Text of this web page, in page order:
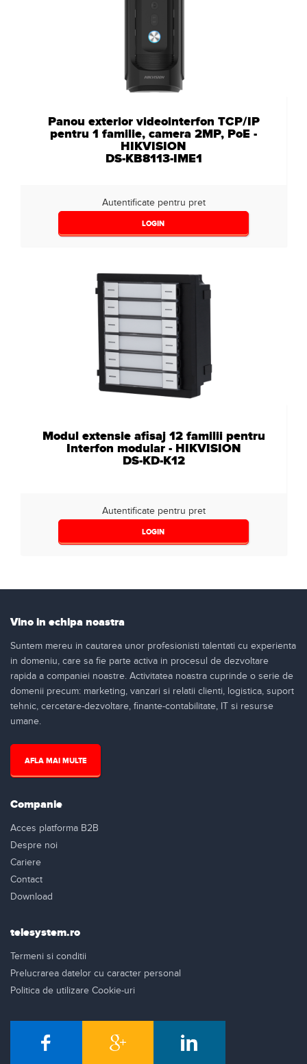
Panou exterior videointerfon TCP/IP
pentru 1 familie, camera 2MP, PoE -
HIKVISION
DS-KB8113-IME1
Autentificate pentru pret
LOGIN
Modul extensie afisaj 12 familii pentru
Interfon modular - HIKVISION
DS-KD-K12
Autentificate pentru pret
LOGIN
Vino in echipa noastra
Suntem mereu in cautarea unor profesionisti talentati cu experienta
in domeniu, care sa fie parte activa in procesul de dezvoltare
rapida a companiei noastre. Activitatea noastra cuprinde o serie de
domenii precum: marketing, vanzari si relatii clienti, logistica, suport
tehnic, cercetare-dezvoltare, finante-contabilitate, IT si resurse
umane.
AFLA MAI MULTE
Companie
Acces platforma B2B
Despre noi
Cariere
Contact
Download
telesystem.ro
Termeni si conditii
Prelucrarea datelor cu caracter personal
Politica de utilizare Cookie-uri